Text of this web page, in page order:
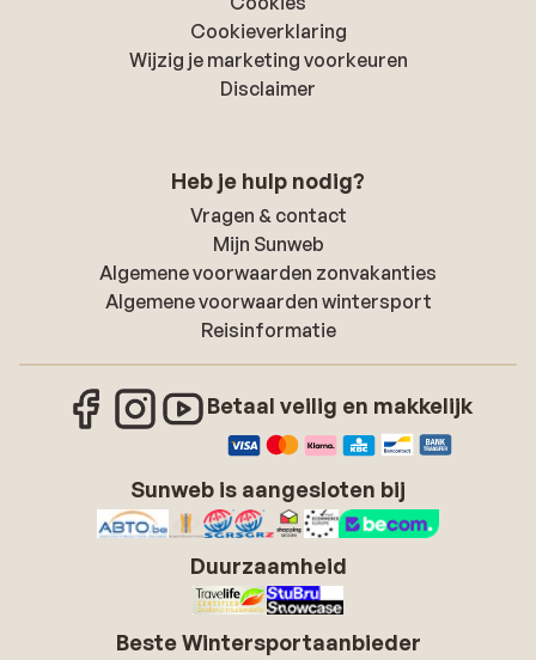
Cookieverklaring
Wijzig je marketing voorkeuren
Disclaimer
Heb je hulp nodig?
Vragen & contact
Mijn Sunweb
Algemene voorwaarden zonvakanties
Algemene voorwaarden wintersport
Reisinformatie
Betaal veilig en makkelijk
Sunweb is aangesloten bij
Duurzaamheid
Beste Wintersportaanbieder